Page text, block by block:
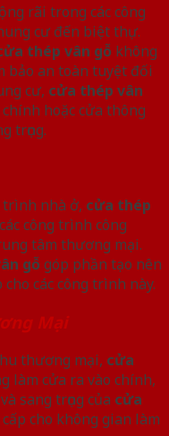
rãi trong các công
cư đến biệt thự.
thép vân gỗ không
bảo an toàn tuyệt đối
cư, cửa thép vân
hoặc cửa thông
trọng.
trình nhà ở, cửa thép
công trình công
tâm thương mại.
gỗ góp phần tạo nên
các công trình này.
Mại
thương mại, cửa
làm cửa ra vào chính,
sang trọng của cửa
cho không gian làm